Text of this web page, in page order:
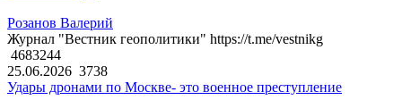
Розанов Валерий
Журнал "Вестник геополитики" https://t.me/vestnikg
4683244
25.06.2026 3738
Удары дронами по Москве- это военное преступление